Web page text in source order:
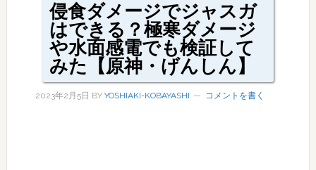
侵食ダメージでジャスガ
はできる？極寒ダメージ
や水面感電でも検証して
みた【原神・げんしん】
2023年2月5日 BY YOSHIAKI-KOBAYASHI コメントを書く